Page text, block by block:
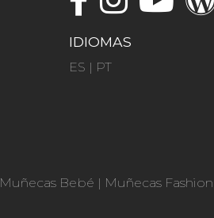
IDIOMAS
ES | PT
Muñecas Bebé | Muñecas Fashion